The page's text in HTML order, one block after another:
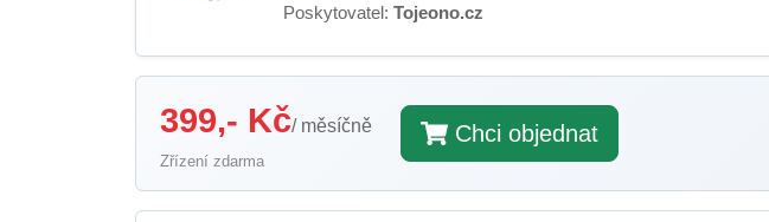
Poskytovatel: Tojeono.cz
399,- Kč/ měsíčně
Zřízení zdarma
Chci objednat